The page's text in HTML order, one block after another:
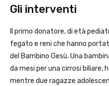
Gli interventi
Il primo donatore, di età
fegato e reni che hanno
del Bambino Gesù. Una
da mesi per una cirrosi
mentre due ragazze